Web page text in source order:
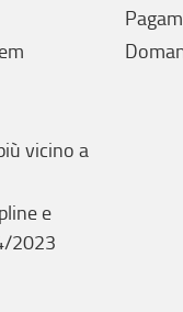
vicino a
e
2023